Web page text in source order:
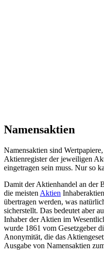
Namensaktien
Namensaktien sind
Aktienregister der jeweiligen
eingetragen sein muss. Nur so
Damit der Aktienhandel an der
die meisten Aktien
übertragen werden, was
sicherstellt. Das bedeutet aber
Inhaber der Aktien im
wurde 1861 vom Gesetzgeber
Anonymität, die das
Ausgabe von Namensaktien